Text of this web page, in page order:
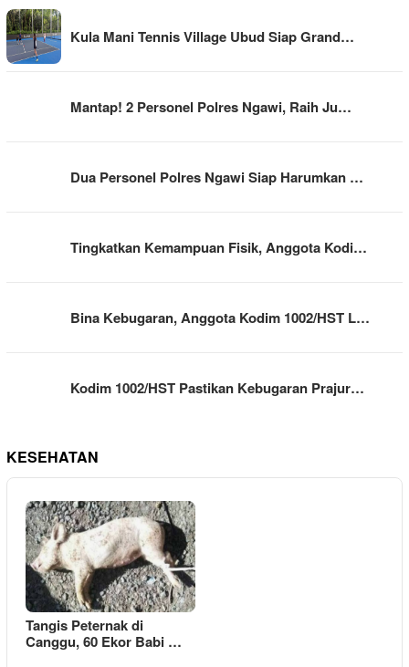
Kula Mani Tennis Village Ubud Siap Grand…
Mantap! 2 Personel Polres Ngawi, Raih Ju…
Dua Personel Polres Ngawi Siap Harumkan …
Tingkatkan Kemampuan Fisik, Anggota Kodi…
Bina Kebugaran, Anggota Kodim 1002/HST L…
Kodim 1002/HST Pastikan Kebugaran Prajur…
KESEHATAN
Tangis Peternak di
Canggu, 60 Ekor Babi …